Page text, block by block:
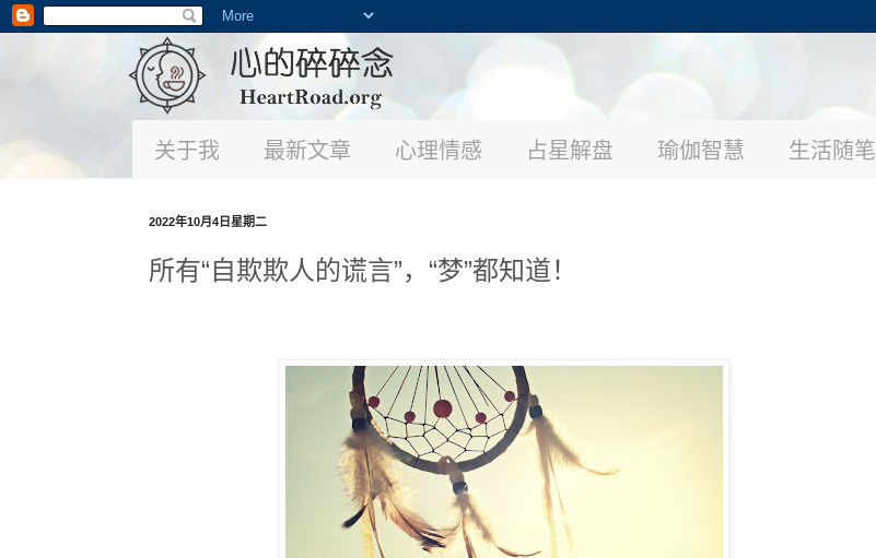
关于我 最新文章 心理情感 占星解盘 瑜伽智慧 生活随笔
2022年10月4日星期二
所有“自欺欺人的谎言”，“梦”都知道！